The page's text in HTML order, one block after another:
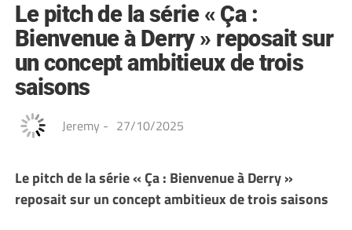
Le pitch de la série « Ça :
Bienvenue à Derry » reposait sur
un concept ambitieux de trois
saisons
Jeremy - 27/10/2025
Le pitch de la série « Ça : Bienvenue à Derry »
reposait sur un concept ambitieux de trois saisons